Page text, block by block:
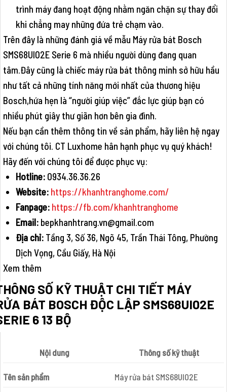
trình máy đang hoạt động nhằm ngăn chặn sự thay đổi
khi chẳng may những đứa trẻ chạm vào.
Trên đây là những đánh giá về mẫu Máy rửa bát Bosch
SMS68UI02E Serie 6 mà nhiều người dùng đang quan
tâm.Đây cũng là chiếc máy rửa bát thông minh sở hữu hầu
như tất cả những tính năng mới nhất của thương hiệu
Bosch,hứa hẹn là “người giúp việc” đắc lực giúp bạn có
nhiều phút giây thư giãn hơn bên gia đình.
Nếu bạn cần thêm thông tin về sản phẩm, hãy liên hệ ngay
với chúng tôi. CT Luxhome hân hạnh phục vụ quý khách!
Hãy đến với chúng tôi để được phục vụ:
Hotline:0934.36.36.26
Website: https://khanhtranghome.com/
Fanpage: https://fb.com/khanhtranghome
Email: bepkhanhtrang.vn@gmail.com
Địa chỉ: Tầng 3, Số 36, Ngõ 45, Trần Thái Tông, Phường
Dịch Vọng, Cầu Giấy, Hà Nội
Xem thêm
SỐ KỸ THUẬT CHI TIẾT MÁY
BÁT BOSCH ĐỘC LẬP SMS68UI02E
6 13 BỘ
Nội dung Thông số kỹ thuật
Tên sản phẩm Máy rửa bát SMS68UI02E